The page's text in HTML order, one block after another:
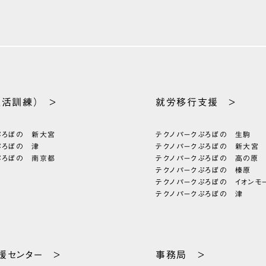
活訓練） >
ろぼの 新大宮
ろぼの 津
ろぼの 南京都
就労移行支援 >
テクノパーク ぷろぼの 生駒
テクノパーク ぷろぼの 新大宮
テクノパーク ぷろぼの 高の原
テクノパーク ぷろぼの 榛原
テクノパーク ぷろぼの イオンモ
テクノパーク ぷろぼの 津
センター > 事務局 >